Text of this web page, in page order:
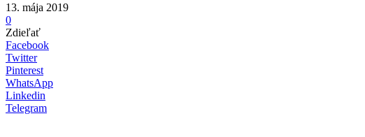
13. mája 2019
0
Zdieľať
Facebook
Twitter
Pinterest
WhatsApp
Linkedin
Telegram